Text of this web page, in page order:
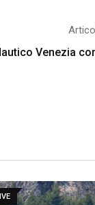
Venezia